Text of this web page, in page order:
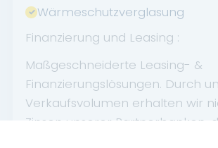
Wärmeschutzverglasung
Finanzierung und Leasing :
Maßgeschneiderte Leasing- &
Finanzierungslösungen. Durch
Verkaufsvolumen erhalten wir
Zinsen unserer Partnerbanken,